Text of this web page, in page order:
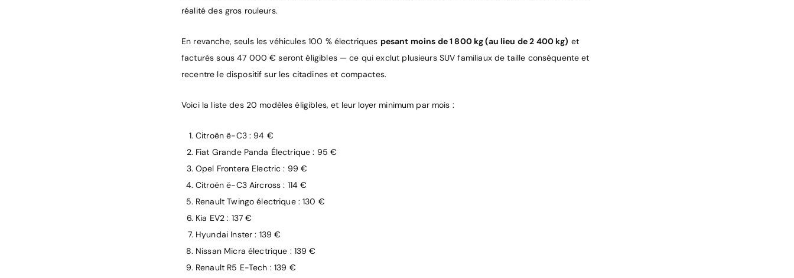
réalité des gros rouleurs.
En revanche, seuls les véhicules 100 % électriques pesant moins de 1 800 kg (au lieu de 2 400 kg) et
facturés sous 47 000 € seront éligibles — ce qui exclut plusieurs SUV familiaux de taille conséquente et
recentre le dispositif sur les citadines et compactes.
Voici la liste des 20 modèles éligibles, et leur loyer minimum par mois :
Citroën ë-C3 : 94 €
Fiat Grande Panda Électrique : 95 €
Opel Frontera Electric : 99 €
Citroën ë-C3 Aircross : 114 €
Renault Twingo électrique : 130 €
Kia EV2 : 137 €
Hyundai Inster : 139 €
Nissan Micra électrique : 139 €
Renault R5 E-Tech : 139 €